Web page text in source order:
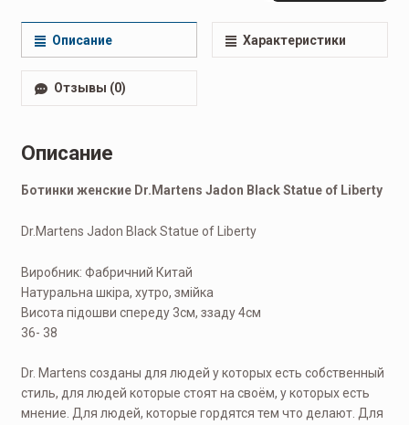
Описание Характеристики
Отзывы (0)
Описание
Ботинки женские Dr.Martens Jadon Black Statue of Liberty
Dr.Martens Jadon Black Statue of Liberty
Виробник: Фабричний Китай
Натуральна шкіра, хутро, змійка
Висота підошви спереду 3см, ззаду 4см
36- 38
Dr. Martens созданы для людей у которых есть собственный
стиль, для людей которые стоят на своём, у которых есть
мнение. Для людей, которые гордятся тем что делают. Для